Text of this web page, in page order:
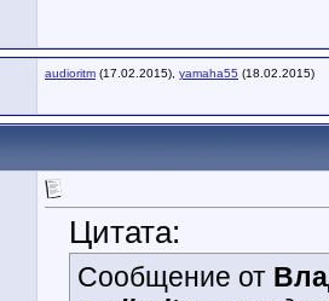
audioritm (17.02.2015), yamaha55 (18.02.2015)
Цитата:
Сообщение от